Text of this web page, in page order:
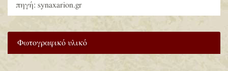
πηγή: synaxarion.gr
Φωτογραφικό υλικό